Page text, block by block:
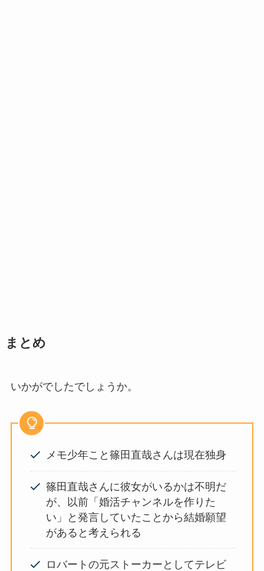
まとめ
いかがでしたでしょうか。
メモ少年こと篠田直哉さんは現在独身
篠田直哉さんに彼女がいるかは不明だ
が、以前「婚活チャンネルを作りた
い」と発言していたことから結婚願望
があると考えられる
ロバートの元ストーカーとしてテレビ